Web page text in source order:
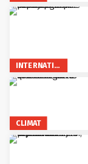
INTERNATIONAL
CLIMAT